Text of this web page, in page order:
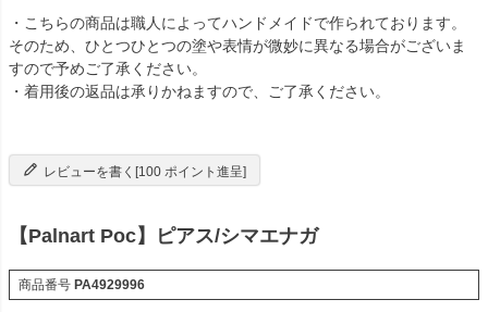
・こちらの商品は職人によってハンドメイドで作られております。
そのため、ひとつひとつの塗や表情が微妙に異なる場合がございま
すので予めご了承ください。
・着用後の返品は承りかねますので、ご了承ください。
レビューを書く[100 ポイント進呈]
【Palnart Poc】ピアス/シマエナガ
商品番号 PA4929996